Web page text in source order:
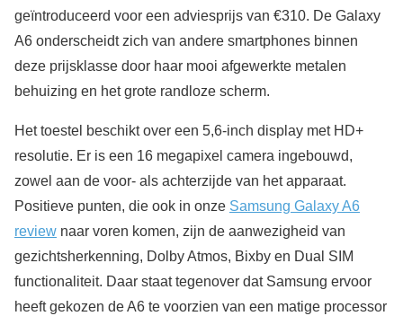
geïntroduceerd voor een adviesprijs van €310. De Galaxy
A6 onderscheidt zich van andere smartphones binnen
deze prijsklasse door haar mooi afgewerkte metalen
behuizing en het grote randloze scherm.
Het toestel beschikt over een 5,6-inch display met HD+
resolutie. Er is een 16 megapixel camera ingebouwd,
zowel aan de voor- als achterzijde van het apparaat.
Positieve punten, die ook in onze Samsung Galaxy A6
review naar voren komen, zijn de aanwezigheid van
gezichtsherkenning, Dolby Atmos, Bixby en Dual SIM
functionaliteit. Daar staat tegenover dat Samsung ervoor
heeft gekozen de A6 te voorzien van een matige processor